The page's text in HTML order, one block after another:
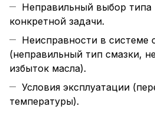
Неправильный выбор
конкретной задачи.
Неисправности в системе
(неправильный тип смазки,
избыток масла).
Условия эксплуатации
температуры).